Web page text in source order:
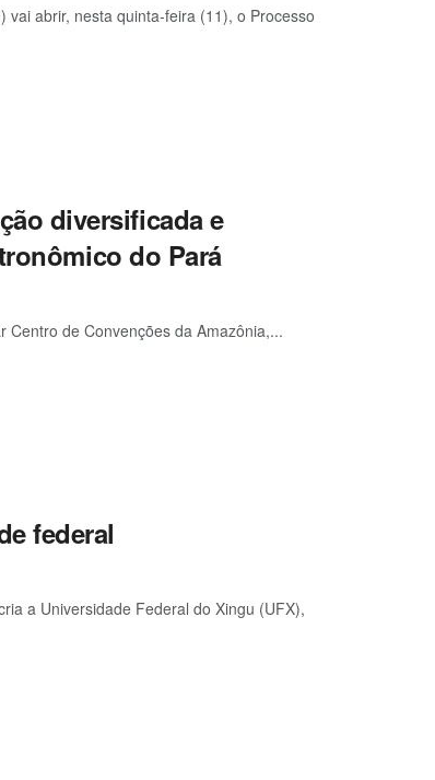
abrir, nesta quinta-feira (11), o Processo
diversificada e
do Pará
de Convenções da Amazônia,...
federal
a Universidade Federal do Xingu (UFX),